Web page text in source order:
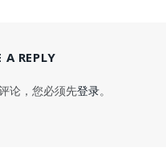
A REPLY
论，您必须先登录。